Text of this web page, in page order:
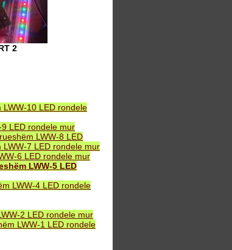
2
10 LED rondele
LED rondele mur
LWW-8 LED
7 LED rondele mur
6 LED rondele mur
LWW-5 LED
LWW-4 LED rondele
2 LED rondele mur
LWW-1 LED rondele